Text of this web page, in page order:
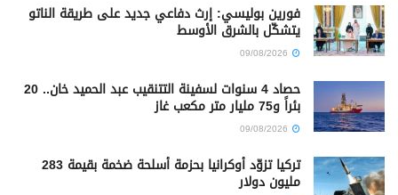
فورين بوليسي: إرث دفاعي جديد على طريقة الناتو
يتشكّل بالشرق الأوسط
حصاد 4 سنوات لسفينة التتنقيب عبد الحميد خان.. 20
بئراً و75 مليار متر مكعب غاز
تركيا تزوّد أوكرانيا بحزمة أسلحة ضخمة بقيمة 283
مليون دولار